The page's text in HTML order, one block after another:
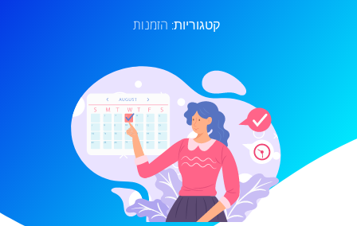
קטגוריות: הזמנות